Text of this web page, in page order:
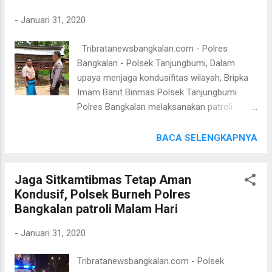
dan aman. Ditempat terpisah Kapolres
M,Si, M.H Melalui Kapolsek Tanjungbumi Iptu
Puji Purnama, S.H Menuturkan Pengecekan
tahanan wajib dilaksanakan oleh setiap
Petugas Jaga saat menjalankan tugasnya.
“Kami sudah perintahkan para Kanit dan
tahanan Polsek, pengecekan terangnya
mengecek jumlah juga harus di cek kondi...
- Januari 31, 2020
Tribratanewsbangkalan.com - Polres
Bangkalan - Polsek Tanjungbumi, Dalam
upaya menjaga kondusifitas wilayah, Bripka
Imam Banit Binmas Polsek Tanjungbumi
Polres Bangkalan melaksanakan patroli
Tanjungbumi Kabupaten Bangkalan. Jum'at
meningkatkan kewaspadaan dan
mengantisipasi kerawanan kriminalitas di
wilayah Desa Tanjui Kecamatan
Rama Samtama Putra, S.I.K., M.Si, M.H. ,
kewaspadaan wilayah maka anggota polsek
BACA SELENGKAPNYA
Jaga Sitkamtibmas Tetap Aman
Kondusif, Polsek Burneh Polres
Bangkalan patroli Malam Hari
- Januari 31, 2020
Tribratanewsbangkalan.com - Polsek